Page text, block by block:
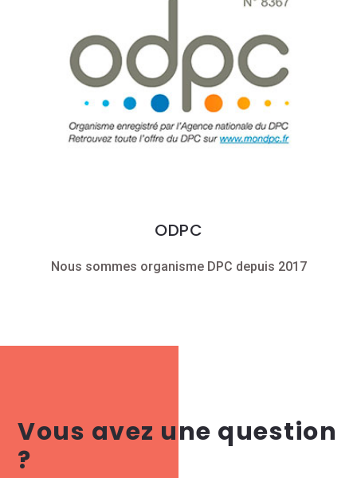
ODPC
Nous sommes organisme DPC depuis 2017
Vous avez une question
?